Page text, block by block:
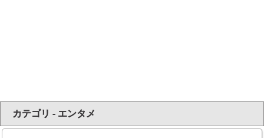
カテゴリ - エンタメ